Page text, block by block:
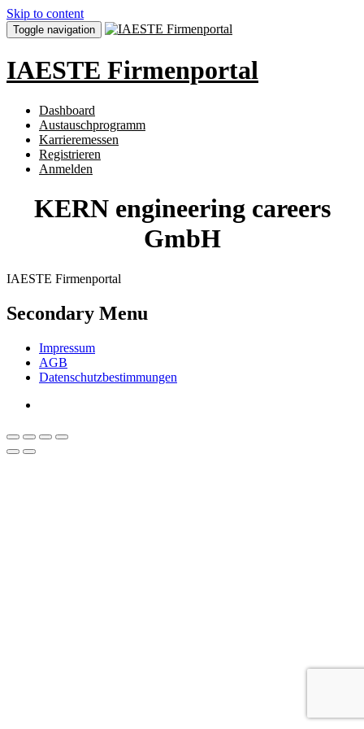
Skip to content
Toggle navigation
IAESTE Firmenportal
Dashboard
Austauschprogramm
Karrieremessen
Registrieren
Anmelden
KERN engineering careers
GmbH
IAESTE Firmenportal
Secondary Menu
Impressum
AGB
Datenschutzbestimmungen